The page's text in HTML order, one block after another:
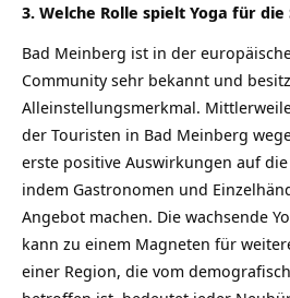
3. Welche Rolle spielt Yoga für
Bad Meinberg ist in der
Community sehr bekannt und
Alleinstellungsmerkmal.
der Touristen in Bad Meinberg
erste positive Auswirkungen auf
indem Gastronomen und
Angebot machen. Die wachsende
kann zu einem Magneten für
einer Region, die vom